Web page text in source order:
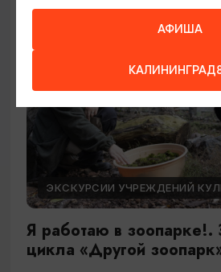
ОТ 500₽
ЭКСКУРСИИ УЧРЕЖДЕНИЙ
Я работаю в зоопарке!.
цикла «Другой
АФИША